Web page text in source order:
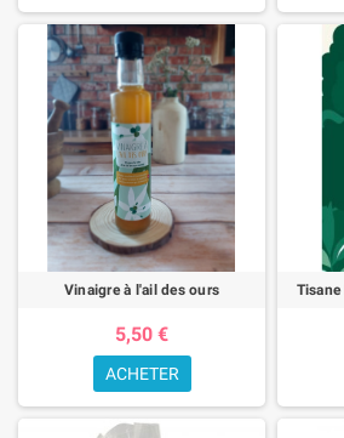
Vinaigre à l'ail des ours
5,50 €
ACHETER